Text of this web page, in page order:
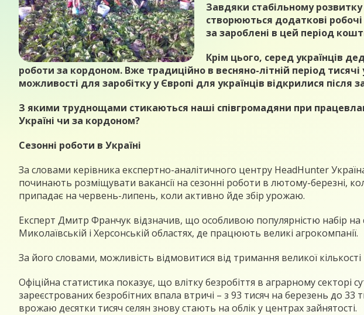
Завдяки стабільному
створюються додаткові
за зароблені в цей період
Крім цього, серед українців
роботи за кордоном. Вже традиційно в весняно-літній період
можливості для заробітку у Європі для українців відкрилися
З якими труднощами стикаються наші співгромадяни при
Україні чи за кордоном?
Сезонні роботи в Україні
За словами керівника експертно-аналітичного центру HeadHunter
починають розміщувати вакансії на сезонні роботи в лютому-березні,
припадає на червень-липень, коли активно йде збір урожаю.
Експерт Дмитр Франчук відзначив, що особливою популярністю набір на
Миколаївській і Херсонській областях, де працюють великі агрокомпанії.
За його словами, можливість відмовитися від тримання великої
Офіційна статистика показує, що влітку безробіття в аграрному секторі
зареєстрованих безробітних впала втричі – з 93 тисяч на березень до 33
врожаю десятки тисяч селян знову стають на облік у центрах зайнятості.